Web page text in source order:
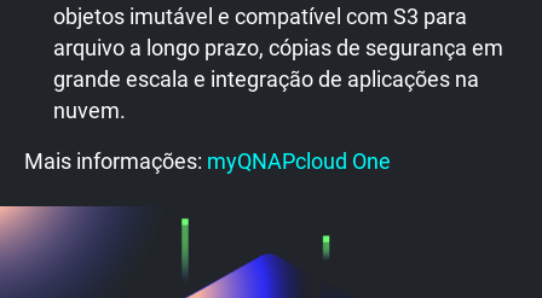
objetos imutável e compatível com S3 para
arquivo a longo prazo, cópias de segurança em
grande escala e integração de aplicações na
nuvem.
Mais informações: myQNAPcloud One